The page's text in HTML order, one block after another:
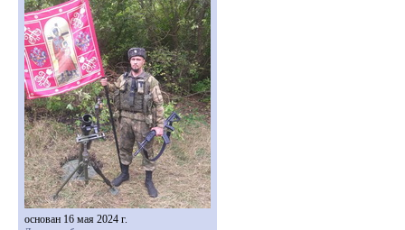
основан 16 мая 2024 г.